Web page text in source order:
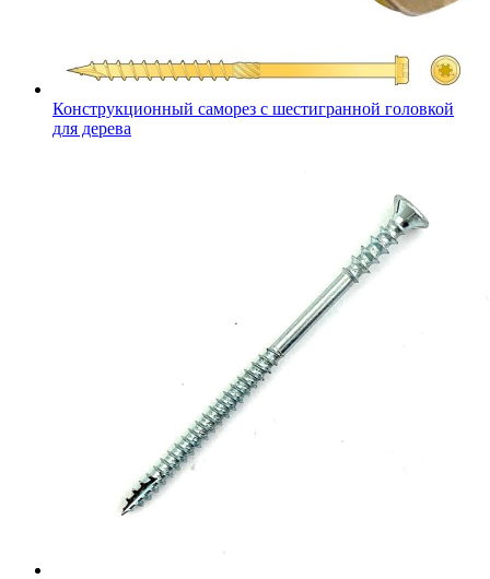
Конструкционный саморез с шестигранной головкой
для дерева